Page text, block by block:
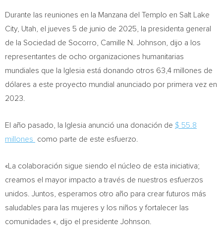
Durante las reuniones en la Manzana del Templo en Salt Lake
City, Utah , el jueves 5 de junio de 2025, la presidenta general
de la Sociedad de Socorro, Camille N. Johnson , dijo a los
representantes de ocho organizaciones humanitarias
mundiales que la Iglesia está donando otros 63,4 millones de
dólares a este proyecto mundial anunciado por primera vez en
2023.
El año pasado, la Iglesia anunció una donación de $ 55.8
millones
como parte de este esfuerzo.
«La colaboración sigue siendo el núcleo de esta iniciativa;
creamos el mayor impacto a través de nuestros esfuerzos
unidos. Juntos, esperamos otro año para crear futuros más
saludables para las mujeres y los niños y fortalecer las
comunidades «, dijo el presidente Johnson.